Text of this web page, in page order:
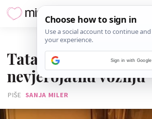
Tata omogućio kćeri
nevjerojatnu vožnju
PIŠE SANJA MILER
Sign in with Google